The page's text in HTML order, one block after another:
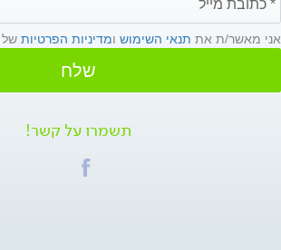
אני מאשר/ת את תנאי השימוש ומדיניות הפרטיות של
שלח
תשמרו על קשר!